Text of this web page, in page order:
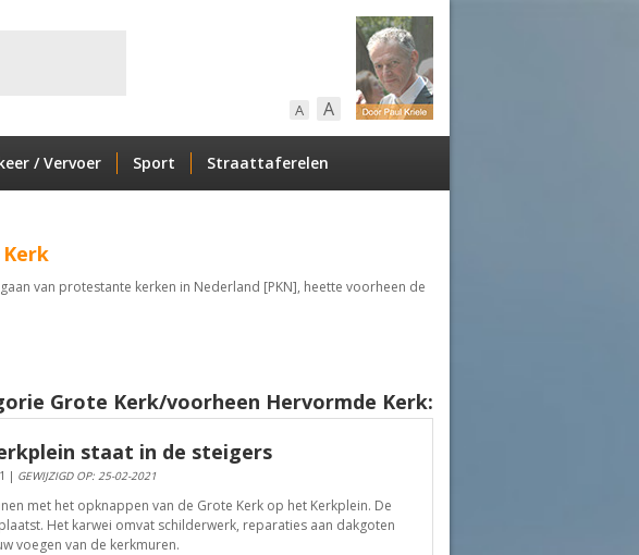
A A
/ Vervoer Sport Straattaferelen
van protestante kerken in Nederland [PKN], heette voorheen de
Grote Kerk/voorheen Hervormde Kerk:
staat in de steigers
| GEWIJZIGD OP: 25-02-2021
met het opknappen van de Grote Kerk op het Kerkplein. De
Het karwei omvat schilderwerk, reparaties aan dakgoten
voegen van de kerkmuren.